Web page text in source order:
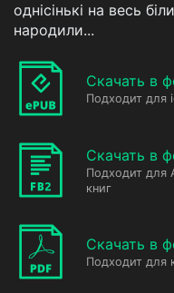
однісінькі на весь
народили...
Скачать в
Подходит для
Скачать в
Подходит для
книг
Скачать в
Подходит для